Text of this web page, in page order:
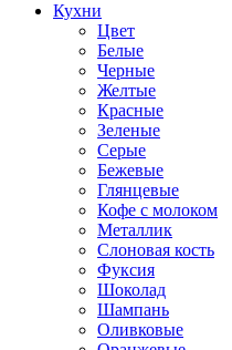
Кухни
Цвет
Белые
Черные
Желтые
Красные
Зеленые
Серые
Бежевые
Глянцевые
Кофе с молоком
Металлик
Слоновая кость
Фуксия
Шоколад
Шампань
Оливковые